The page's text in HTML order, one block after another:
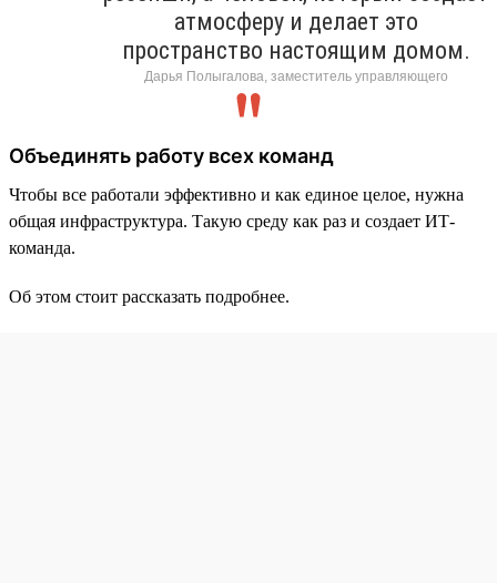
атмосферу и делает это
пространство настоящим домом.
Дарья Полыгалова, заместитель управляющего
Объединять работу всех команд
Чтобы все работали эффективно и как единое целое, нужна
общая инфраструктура. Такую среду как раз и создает ИТ-
команда.
Об этом стоит рассказать подробнее.